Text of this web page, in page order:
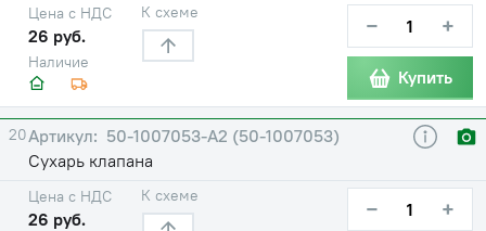
Наличие
Цена с НДС
26 руб.
К схеме − +
Купить
20
50-1007053-А2 (50-1007053)
Сухарь клапана
Цена с НДС
26 руб.
К схеме − +